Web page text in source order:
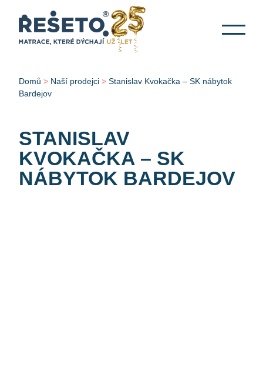
Domů > Naší prodejci > Stanislav Kvokačka – SK nábytok
Bardejov
STANISLAV
KVOKAČKA – SK
NÁBYTOK BARDEJOV